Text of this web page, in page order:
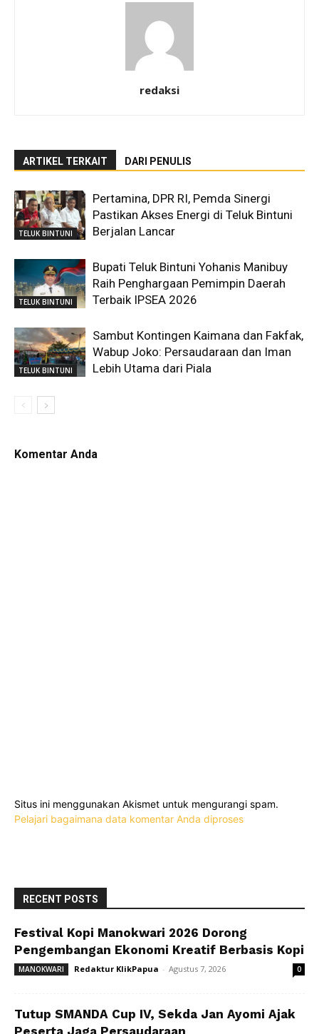
redaksi
ARTIKEL TERKAIT DARI PENULIS
TELUK BINTUNI
Pertamina, DPR RI, Pemda Sinergi
Pastikan Akses Energi di Teluk Bintuni
Berjalan Lancar
TELUK BINTUNI
Bupati Teluk Bintuni Yohanis Manibuy
Raih Penghargaan Pemimpin Daerah
Terbaik IPSEA 2026
TELUK BINTUNI
Sambut Kontingen Kaimana dan Fakfak,
Wabup Joko: Persaudaraan dan Iman
Lebih Utama dari Piala
Komentar Anda
Situs ini menggunakan Akismet untuk mengurangi spam.
Pelajari bagaimana data komentar Anda diproses
RECENT POSTS
Festival Kopi Manokwari 2026 Dorong
Pengembangan Ekonomi Kreatif Berbasis Kopi
MANOKWARI Redaktur KlikPapua - Agustus 7, 2026 0
Tutup SMANDA Cup IV, Sekda Jan Ayomi Ajak